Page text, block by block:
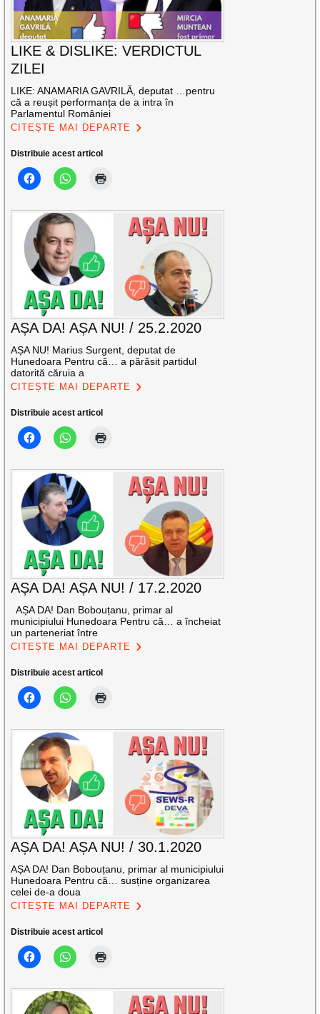
LIKE & DISLIKE: VERDICTUL
ZILEI
LIKE: ANAMARIA GAVRILĂ, deputat …pentru
că a reușit performanța de a intra în
Parlamentul României
CITEȘTE MAI DEPARTE
Distribuie acest articol
AȘA DA! AȘA NU! / 25.2.2020
AȘA NU! Marius Surgent, deputat de
Hunedoara Pentru că… a părăsit partidul
datorită căruia a
CITEȘTE MAI DEPARTE
Distribuie acest articol
AȘA DA! AȘA NU! / 17.2.2020
AȘA DA! Dan Bobouțanu, primar al
municipiului Hunedoara Pentru că… a încheiat
un parteneriat între
CITEȘTE MAI DEPARTE
Distribuie acest articol
AȘA DA! AȘA NU! / 30.1.2020
AȘA DA! Dan Bobouțanu, primar al municipiului
Hunedoara Pentru că… susține organizarea
celei de-a doua
CITEȘTE MAI DEPARTE
Distribuie acest articol